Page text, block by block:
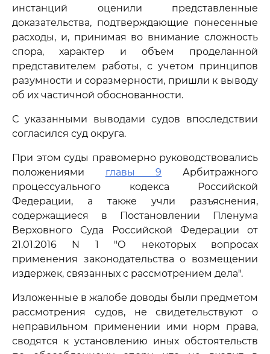
инстанций оценили представленные
доказательства, подтверждающие понесенные
расходы, и, принимая во внимание сложность
спора, характер и объем проделанной
представителем работы, с учетом принципов
разумности и соразмерности, пришли к выводу
об их частичной обоснованности.
С указанными выводами судов впоследствии
согласился суд округа.
При этом суды правомерно руководствовались
положениями главы 9 Арбитражного
процессуального кодекса Российской
Федерации, а также учли разъяснения,
содержащиеся в Постановлении Пленума
Верховного Суда Российской Федерации от
21.01.2016 N 1 "О некоторых вопросах
применения законодательства о возмещении
издержек, связанных с рассмотрением дела".
Изложенные в жалобе доводы были предметом
рассмотрения судов, не свидетельствуют о
неправильном применении ими норм права,
сводятся к установлению иных обстоятельств